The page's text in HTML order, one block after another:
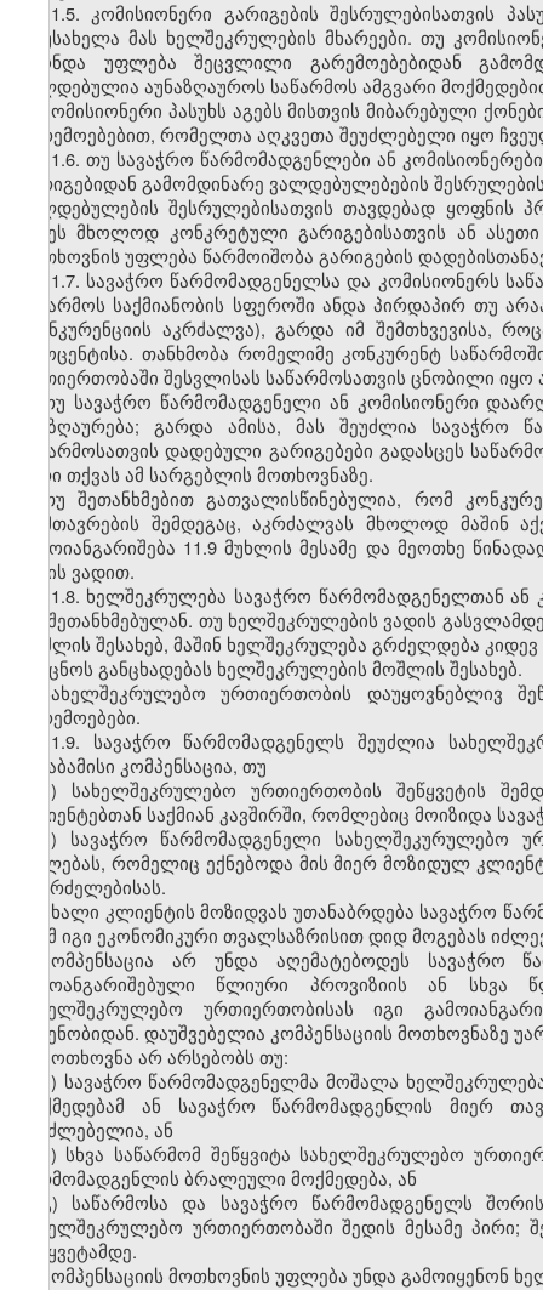
11.5. კომისიონერი გარიგების შესრულებისათვის
დაუსახელა მას ხელშეკრულების მხარეები. თუ
ჰქონდა უფლება შეცვლილი გარემოებებიდან
ვალდებულია აუნაზღაუროს საწარმოს ამგვარი
კომისიონერი პასუხს აგებს მისთვის მიბარებული
გარემოებებით, რომელთა აღკვეთა შეუძლებელი იყო
11.6. თუ სავაჭრო წარმომადგენლები ან
გარიგებიდან გამომდინარე ვალდებულებების
ვალდებულების შესრულებისათვის თავდებად ყოფნის
იქნეს მხოლოდ კონკრეტული გარიგებისათვის ან
მოთხოვნის უფლება წარმოიშობა გარიგების
11.7. სავაჭრო წარმომადგენელსა და კომისიონერს
საწარმოს საქმიანობის სფეროში ანდა პირდაპირ თუ
(კონკურენციის აკრძალვა), გარდა იმ შემთხვევისა,
პროცენტისა. თანხმობა რომელიმე კონკურენტ
ურთიერთობაში შესვლისას საწარმოსათვის ცნობილი
თუ სავაჭრო წარმომადგენელი ან კომისიონერი
ანაზღაურება; გარდა ამისა, მას შეუძლია
საწარმოსათვის დადებული გარიგებები გადასცეს
უარი თქვას ამ სარგებლის მოთხოვნაზე.
თუ შეთანხმებით გათვალისწინებულია, რომ
დამთავრების შემდეგაც, აკრძალვას მხოლოდ მაშინ
გამოიანგარიშება 11.9 მუხლის მესამე და მეოთხე
წლის ვადით.
11.8. ხელშეკრულება სავაჭრო წარმომადგენელთან
არ შეთანხმებულან. თუ ხელშეკრულების ვადის
მოშლის შესახებ, მაშინ ხელშეკრულება გრძელდება
გაეცნოს განცხადებას ხელშეკრულების მოშლის შესახებ.
სახელშეკრულებო ურთიერთობის დაუყოვნებლივ
გარემოებები.
11.9. სავაჭრო წარმომადგენელს შეუძლია
შესაბამისი კომპენსაცია, თუ
ა) სახელშეკრულებო ურთიერთობის შეწყვეტის
კლიენტებთან საქმიან კავშირში, რომლებიც მოიზიდა
ბ) სავაჭრო წარმომადგენელი სახელშეკურულებო
უფლებას, რომელიც ექნებოდა მის მიერ მოზიდულ
გაგრძელებისას.
ახალი კლიენტის მოზიდვას უთანაბრდება სავაჭრო
რომ იგი ეკონომიკური თვალსაზრისით დიდ მოგებას
კომპენსაცია არ უნდა აღემატებოდეს სავაჭრო
გამოანგარიშებული წლიური პროვიზიის ან
სახელშეკრულებო ურთიერთობისას იგი
ოდენობიდან. დაუშვებელია კომპენსაციის მოთხოვნაზე
მოთხოვნა არ არსებობს თუ:
ა) სავაჭრო წარმომადგენელმა მოშალა
მოქმედებამ ან სავაჭრო წარმომადგენლის მიერ
შეუძლებელია, ან
ბ) სხვა საწარმომ შეწყვიტა სახელშეკრულებო
წარმომადგენლის ბრალეული მოქმედება, ან
გ) საწარმოსა და სავაჭრო წარმომადგენელს
სახელშეკრულებო ურთიერთობაში შედის მესამე
შეწყვეტამდე.
კომპენსაციის მოთხოვნის უფლება უნდა გამოიყენონ